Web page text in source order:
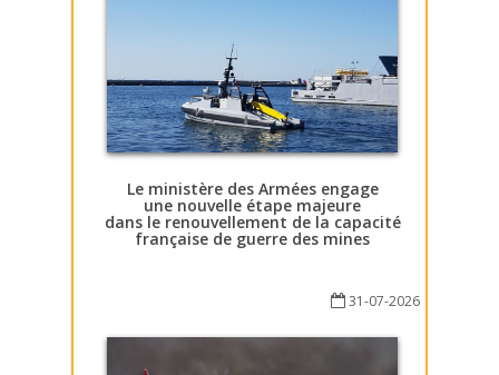
Le ministère des Armées engage
une nouvelle étape majeure
dans le renouvellement de la capacité
française de guerre des mines
31-07-2026